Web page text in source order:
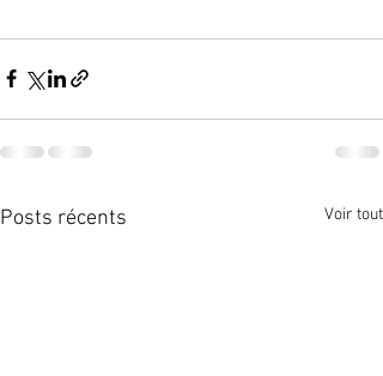
Posts récents Voir tout